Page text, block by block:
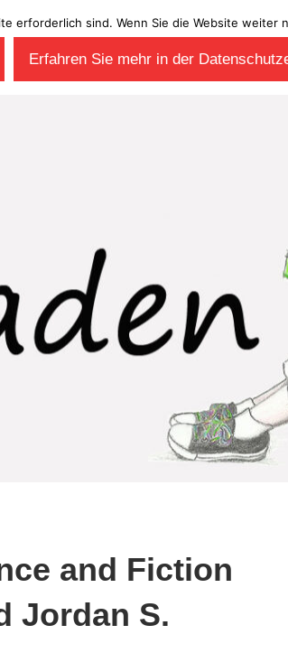
and Fiction
Jordan S.
erforderlich sind. Wenn Sie die Website weiter
Erfahren Sie mehr in der